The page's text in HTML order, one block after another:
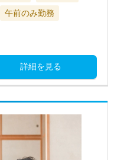
午前のみ勤務
詳細を見る